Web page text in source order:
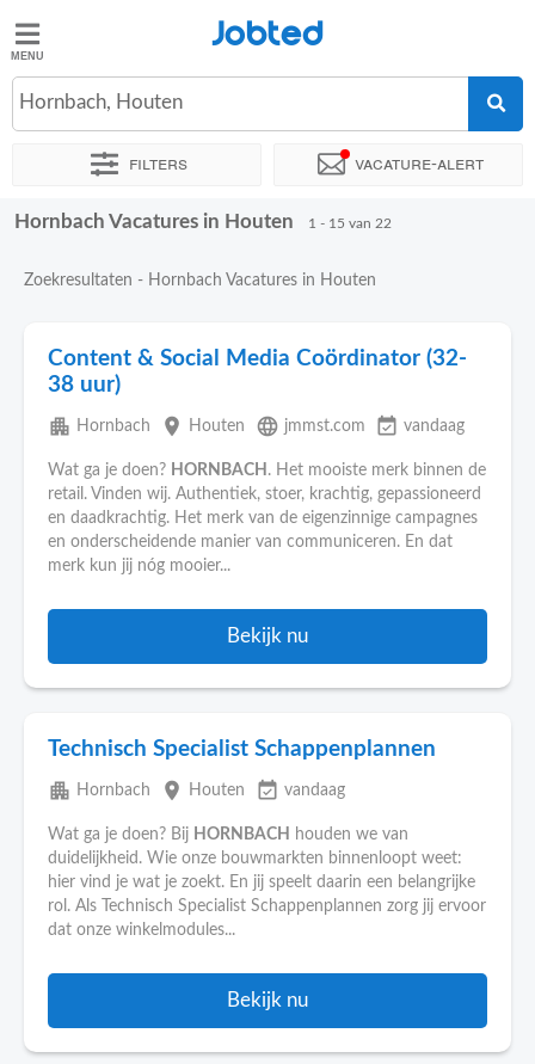
Jobted
Vacatures
Salarissen
Jobted
Hornbach, Houten
Filters Vacature-alert
Sorteer op Exacte locatie Bedrijf Soort dienstverband
Hornbach Vacatures in Houten 1 - 15 van 22
Zoekresultaten - Hornbach Vacatures in Houten
Content & Social Media Coördinator (32-
38 uur)
apartment Hornbach place Houten language jmmst.com event_available vandaag
Wat ga je doen? HORNBACH . Het mooiste merk binnen de
retail. Vinden wij. Authentiek, stoer, krachtig, gepassioneerd
en daadkrachtig. Het merk van de eigenzinnige campagnes
en onderscheidende manier van communiceren. En dat
merk kun jij nóg mooier...
Bekijk nu
Technisch Specialist Schappenplannen
apartment Hornbach place Houten event_available vandaag
Wat ga je doen? Bij HORNBACH
houden we van
duidelijkheid. Wie onze bouwmarkten binnenloopt weet:
hier vind je wat je zoekt. En jij speelt daarin een belangrijke
rol. Als Technisch Specialist Schappenplannen zorg jij ervoor
dat onze winkelmodules...
Bekijk nu